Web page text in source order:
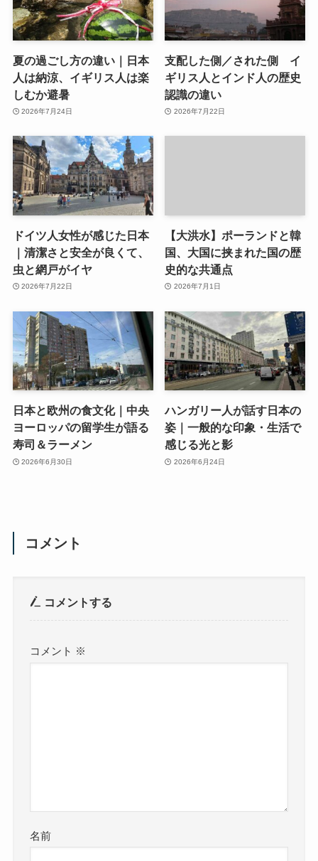
夏の過ごし方の違い｜日本
人は納涼、イギリス人は楽
しむか避暑
2026年7月24日
支配した側／された側 イ
ギリス人とインド人の歴史
認識の違い
2026年7月22日
ドイツ人女性が感じた日本
｜清潔さと安全が良くて、
虫と網戸がイヤ
2026年7月22日
【大洪水】ポーランドと韓
国、大国に挟まれた国の歴
史的な共通点
2026年7月1日
日本と欧州の食文化｜中央
ヨーロッパの留学生が語る
寿司＆ラーメン
2026年6月30日
ハンガリー人が話す日本の
姿｜一般的な印象・生活で
感じる光と影
2026年6月24日
コメント
コメントする
コメント ※
名前